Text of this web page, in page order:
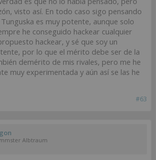
visto así. En todo caso sigo pensando
es muy potente, aunque solo
he conseguido hackear cualquier
hackear, y sé que soy un
por lo que el mérito debe ser de la
demérito de mis rivales, pero me he
muy experimentada y aún así se las he
#63
Albtraum